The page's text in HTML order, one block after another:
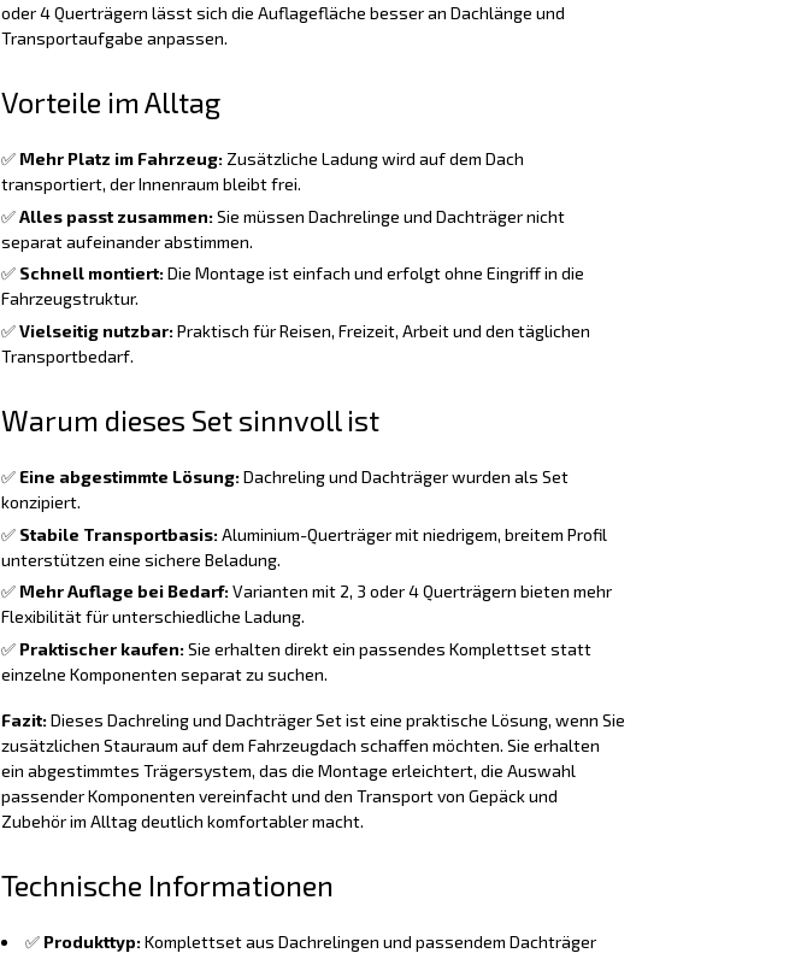
oder 4 Querträgern lässt sich die Auflagefläche besser an Dachlänge und
Transportaufgabe anpassen.
Vorteile im Alltag
✅ Mehr Platz im Fahrzeug:Zusätzliche Ladung wird auf dem Dach
transportiert, der Innenraum bleibt frei.
✅Alles passt zusammen:Sie müssen Dachrelinge und Dachträger nicht
separat aufeinander abstimmen.
✅ Schnell montiert:Die Montage ist einfach und erfolgt ohne Eingriff in die
Fahrzeugstruktur.
✅Vielseitig nutzbar:Praktisch für Reisen, Freizeit, Arbeit und den täglichen
Transportbedarf.
Warum dieses Set sinnvoll ist
✅ Eine abgestimmte Lösung:Dachreling und Dachträger wurden als Set
konzipiert.
✅ Stabile Transportbasis:Aluminium-Querträger mit niedrigem, breitem Profil
unterstützen eine sichere Beladung.
✅ Mehr Auflage bei Bedarf:Varianten mit 2, 3 oder 4 Querträgern bieten mehr
Flexibilität für unterschiedliche Ladung.
✅ Praktischer kaufen:Sie erhalten direkt ein passendes Komplettset statt
einzelne Komponenten separat zu suchen.
Fazit:Dieses Dachreling und Dachträger Set ist eine praktische Lösung, wenn Sie
zusätzlichen Stauraum auf dem Fahrzeugdach schaffen möchten. Sie erhalten
ein abgestimmtes Trägersystem, das die Montage erleichtert, die Auswahl
passender Komponenten vereinfacht und den Transport von Gepäck und
Zubehör im Alltag deutlich komfortabler macht.
Technische Informationen
✅ Produkttyp:Komplettset aus Dachrelingen und passendem Dachträger